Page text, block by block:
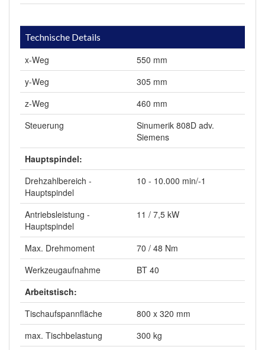
Technische Details
x-Weg
550 mm
y-Weg
305 mm
z-Weg
460 mm
Steuerung
Sinumerik 808D adv.
Siemens
Hauptspindel:
Drehzahlbereich -
Hauptspindel
10 - 10.000 min/-1
Antriebsleistung -
Hauptspindel
11 / 7,5 kW
Max. Drehmoment
70 / 48 Nm
Werkzeugaufnahme
BT 40
Arbeitstisch:
Tischaufspannfläche
800 x 320 mm
max. Tischbelastung
300 kg